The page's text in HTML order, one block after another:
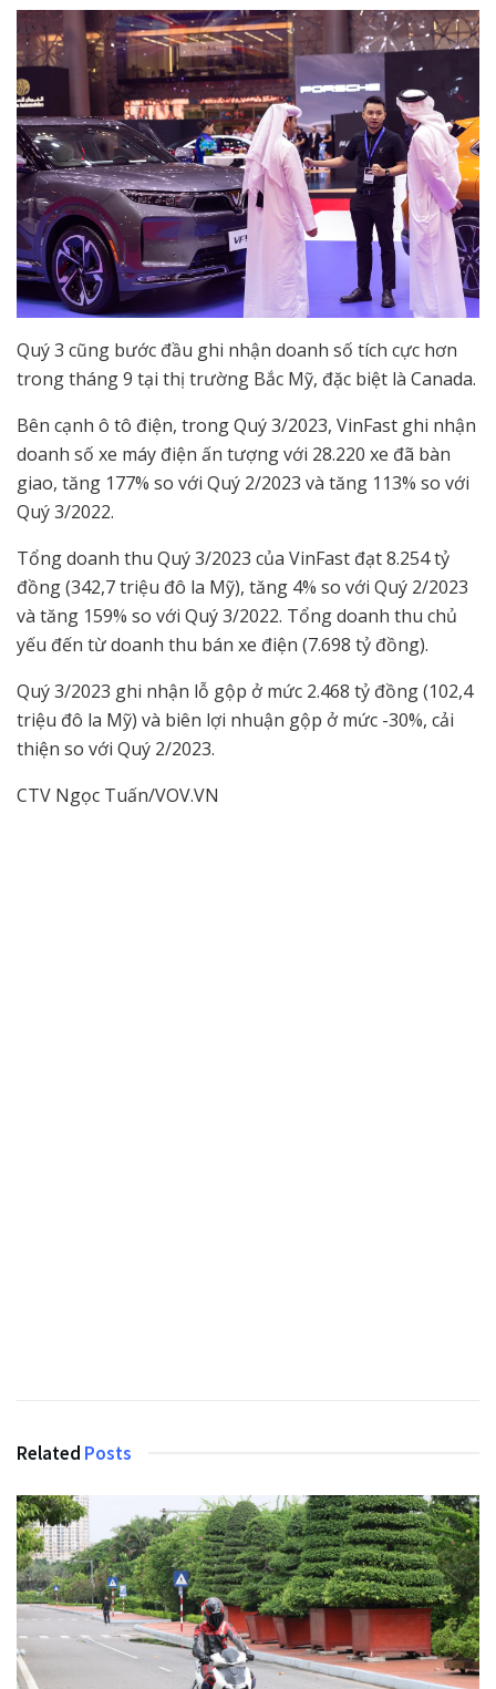
Quý 3 cũng bước đầu ghi nhận doanh số tích cực hơn
trong tháng 9 tại thị trường Bắc Mỹ, đặc biệt là Canada.
Bên cạnh ô tô điện, trong Quý 3/2023, VinFast ghi nhận
doanh số xe máy điện ấn tượng với 28.220 xe đã bàn
giao, tăng 177% so với Quý 2/2023 và tăng 113% so với
Quý 3/2022.
Tổng doanh thu Quý 3/2023 của VinFast đạt 8.254 tỷ
đồng (342,7 triệu đô la Mỹ), tăng 4% so với Quý 2/2023
và tăng 159% so với Quý 3/2022. Tổng doanh thu chủ
yếu đến từ doanh thu bán xe điện (7.698 tỷ đồng).
Quý 3/2023 ghi nhận lỗ gộp ở mức 2.468 tỷ đồng (102,4
triệu đô la Mỹ) và biên lợi nhuận gộp ở mức -30%, cải
thiện so với Quý 2/2023.
CTV Ngọc Tuấn/VOV.VN
Related Posts